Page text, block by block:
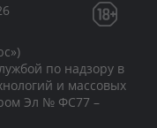
по надзору в
и массовых
Эл № ФС77 –